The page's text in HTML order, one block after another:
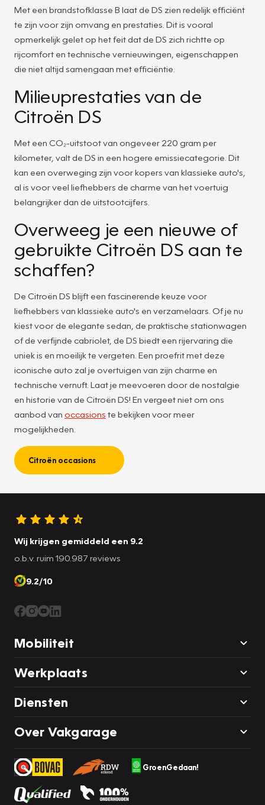
Met een brandstofklasse B laat de DS zien redelijk efficiënt
te zijn voor zijn omvang en prestaties. Dit is vooral
opmerkelijk gelet op het feit dat de DS zich richtte op
rijcomfort en technische vernieuwingen, eigenschappen
die niet altijd samengaan met efficiëntie.
Milieuprestaties van de
Citroën DS
Met een CO₂-uitstoot van ongeveer 220 gram per
kilometer, valt de DS in een hogere emissiecategorie. Dit
kan een overweging zijn voor kopers van klassieke auto's,
al is voor veel liefhebbers de charme van het voertuig
belangrijker dan de uitstootcijfers.
Overweeg je een nieuwe of
gebruikte Citroën DS aan te
schaffen?
De Citroën DS blijft een fascinerende keuze voor
liefhebbers van klassieke auto's en verzamelaars. Of je nu
kiest voor de elegante sedan, de praktische stationwagen
of de verfijnde cabriolet, de DS biedt een rijervaring die
uniek is en moeilijk te vergeten. Een proefrit met deze
iconische auto zal je overtuigen van zijn charme en
technische vernuft. Laat je meevoeren door de nostalgie
en historie van de Citroën DS! En vergeet niet om ons
aanbod van occasions te bekijken voor meer
mogelijkheden.
Citroën occasions
Wij krijgen gemiddeld een 9.2
o.b.v. ruim 190.987 reviews
9.2/10
Mobiliteit
Werkplaats
Diensten
Over Vakgarage
GroenGedaan!